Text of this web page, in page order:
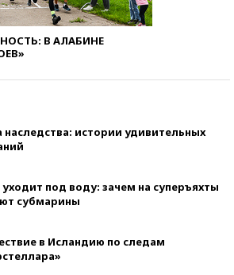
В АЛАБИНЕ
наследства: истории удивительных
уходит под воду: зачем на суперъяхты
субмарины
в Исландию по следам